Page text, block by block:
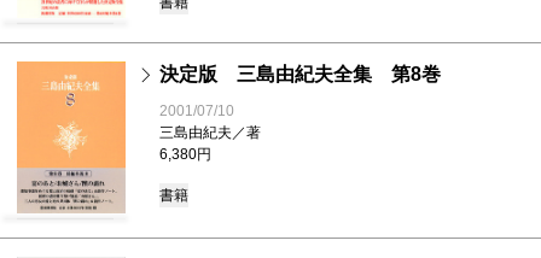
決定版 三島由紀夫全集 第8巻
2001/07/10
三島由紀夫／著
6,380円
書籍